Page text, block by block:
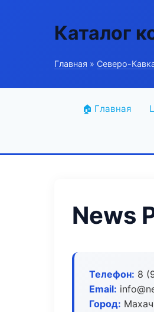
Каталог
Главная » Северо-
🏠 Главная
News
Телефон: 8
Email:
Город: